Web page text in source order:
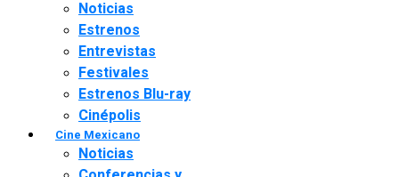
Noticias
Estrenos
Entrevistas
Festivales
Estrenos Blu-ray
Cinépolis
Cine Mexicano
Noticias